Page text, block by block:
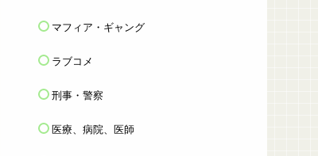
マフィア・ギャング
ラブコメ
刑事・警察
医療、病院、医師